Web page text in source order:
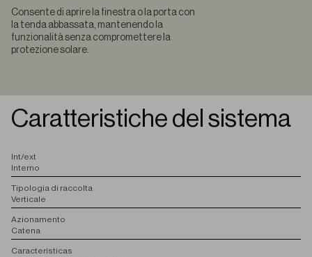
Consente di aprire la finestra o la porta con
la tenda abbassata, mantenendo la
funzionalità senza compromettere la
protezione solare.
Caratteristiche del sistema
Int/ext
Interno
Tipologia di raccolta
Verticale
Azionamento
Catena
Características